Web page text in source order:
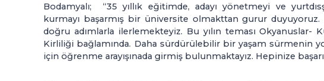
Bodamyalı; “35 yıllık eğitimde, adayı yönetmeyi ve
kurmayı başarmış bir üniversite olmakttan gurur duyuyoruz.
doğru adımlarla ilerlemekteyiz. Bu yılın teması Okyanuslar-
Kirliliği bağlamında. Daha sürdürülebilir bir yaşam sürmenin
için öğrenme arayışınada girmiş bulunmaktayız. Hepinize